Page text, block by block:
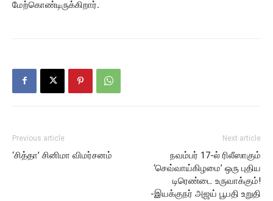
மேற்கொண்டிருக்கிறார்.
Previous article
‘சித்தா’ சினிமா விமர்சனம்
Next article
நவம்பர் 17-ல் ரிலீஸாகும்
‘செவ்வாய்கிழமை’ ஒரு புதிய
டிரெண்டை உருவாக்கும்!
-இயக்குநர் அஜய் பூபதி உறுதி